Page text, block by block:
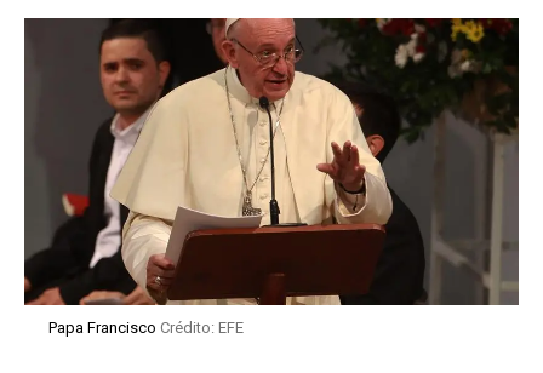
Papa Francisco Crédito: EFE